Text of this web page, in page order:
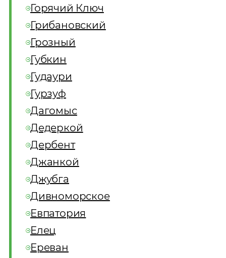
Горячий Ключ
Грибановский
Грозный
Губкин
Гудаури
Гурзуф
Дагомыс
Дедеркой
Дербент
Джанкой
Джубга
Дивноморское
Евпатория
Елец
Ереван